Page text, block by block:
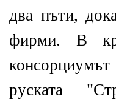
два пъти,
фирми. В
руската